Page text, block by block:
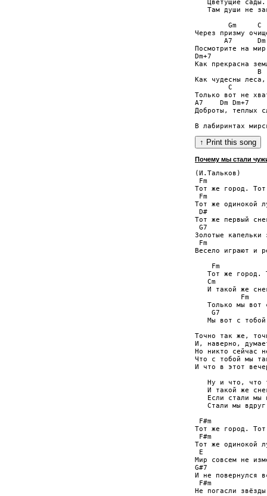
Цветущие
Там души не
Gm     C
Через призму
       A7      Dm
Посмотрите на
Dm+7
Как прекрасна
B
Как чудесны
C
Только вот не
A7    Dm
Доброты, теплых
Почему мы стали
(И.Тальков)
Fm
Тот же город.
Fm
Тот же одинокой
D#
Тот же первый
G7
Золотые капельки
Fm
Весело играют и
    Fm
Тот же город.
   Cm
И такой же
           Fm
Только мы вот
G7
Мы вот с
Точно так же,
И, наверно,
Но никто сейчас
Что с тобой мы
И что в этот
Ну и что, что
И такой же
Если стали мы
Стали мы
F#m
Тот же город.
F#m
Тот же одинокой
E
Мир совсем не
G#7
И не повернулся
F#m
Не погасли